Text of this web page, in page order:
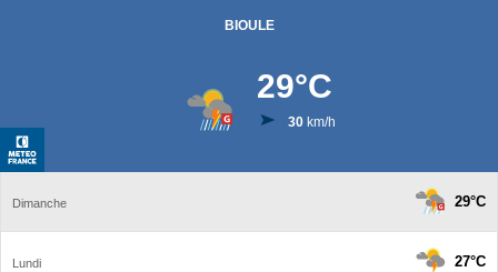
BIOULE
29°C
30km/h
Dimanche 29°C
Lundi 27°C